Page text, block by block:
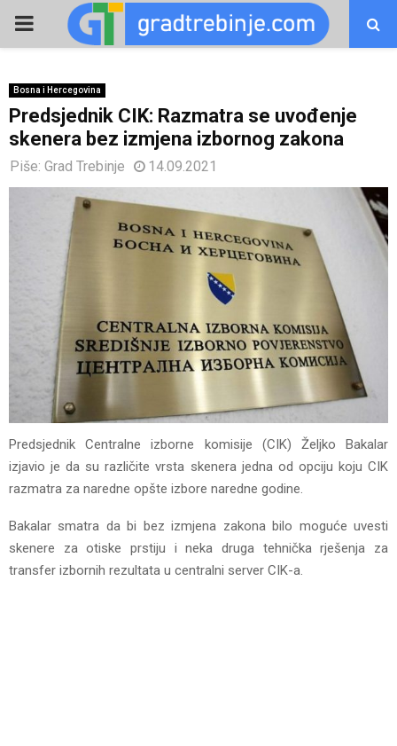
PRIMARY
Bosna i Hercegovina
Predsjednik CIK: Razmatra se uvođenje
skenera bez izmjena izbornog zakona
Piše: Grad Trebinje 14.09.2021
Predsjednik Centralne izborne komisije (CIK) Željko Bakalar
izjavio je da su različite vrsta skenera jedna od opciju koju CIK
razmatra za naredne opšte izbore naredne godine.
Bakalar smatra da bi bez izmjena zakona bilo moguće uvesti
skenere za otiske prstiju i neka druga tehnička rješenja za
transfer izbornih rezultata u centralni server CIK-a.